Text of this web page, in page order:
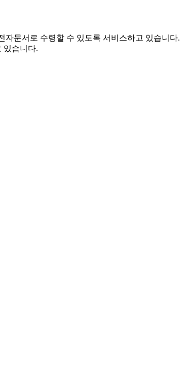
자문서로 수령할 수 있도록 서비스하고 있습니다.
있습니다.